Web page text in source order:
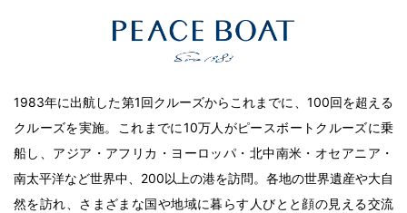
1983年に出航した第1回クルーズからこれまでに、100回を超える
クルーズを実施。これまでに10万人がピースボートクルーズに乗
船し、アジア・アフリカ・ヨーロッパ・北中南米・オセアニア・
南太平洋など世界中、200以上の港を訪問。各地の世界遺産や大自
然を訪れ、さまざまな国や地域に暮らす人びとと顔の見える交流